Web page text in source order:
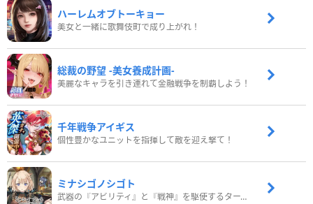
ハーレムオブトーキョー
美女と一緒に歌舞伎町で成り上がれ！
総裁の野望 -美女養成計画-
美麗なキャラを引き連れて金融戦争を制覇しよう！
千年戦争アイギス
個性豊かなユニットを指揮して敵を迎え撃て！
ミナシゴノシゴト
武器の『アビリティ』と『戦神』を駆使するターン制コマンドバトルRPG！